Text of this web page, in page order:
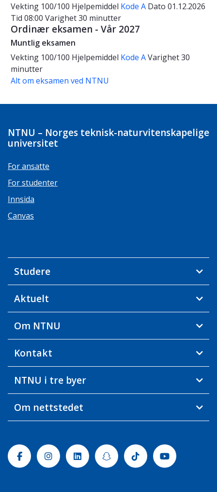
Vekting 100/100 Hjelpemiddel Kode A Dato 01.12.2026
Tid 08:00 Varighet30 minutter
Ordinær eksamen - Vår 2027
Muntlig eksamen
Vekting 100/100 Hjelpemiddel Kode AVarighet30
minutter
Alt om eksamen ved NTNU
NTNU – Norges teknisk-naturvitenskapelige
universitet
For ansatte
For studenter
Innsida
Canvas
Studere
Aktuelt
Om NTNU
Kontakt
NTNU i tre byer
Om nettstedet
FacebookInstagramLinkedinSnapchatTiktok Youtube